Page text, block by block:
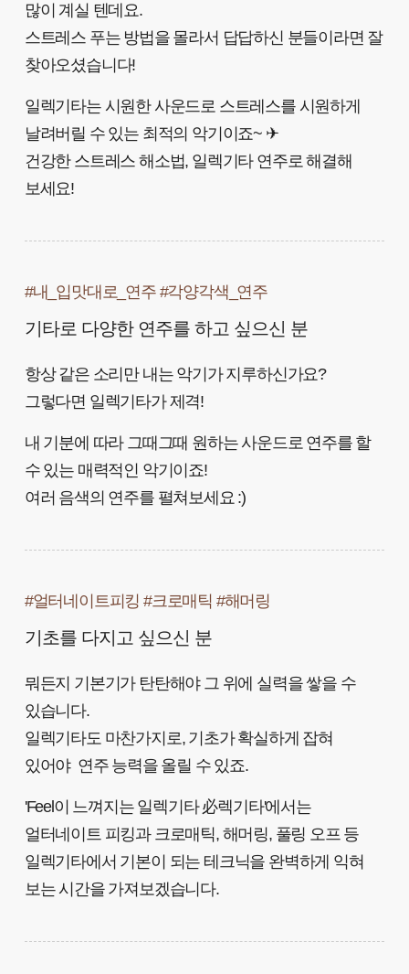
많이 계실 텐데요.
스트레스 푸는 방법을 몰라서 답답하신 분들이라면 잘
찾아오셨습니다!
일렉기타는 시원한 사운드로 스트레스를 시원하게
날려버릴 수 있는 최적의 악기이죠~ ✈
건강한 스트레스 해소법, 일렉기타 연주로 해결해
보세요!
#내_입맛대로_연주 #각양각색_연주
기타로 다양한 연주를 하고 싶으신 분
항상 같은 소리만 내는 악기가 지루하신가요?
그렇다면 일렉기타가 제격!
내 기분에 따라 그때그때 원하는 사운드로 연주를 할
수 있는 매력적인 악기이죠!
여러 음색의 연주를 펼쳐보세요 :)
#얼터네이트피킹 #크로매틱 #해머링
기초를 다지고 싶으신 분
뭐든지 기본기가 탄탄해야 그 위에 실력을 쌓을 수
있습니다.
일렉기타도 마찬가지로, 기초가 확실하게 잡혀
있어야 연주 능력을 올릴 수 있죠.
'Feel이 느껴지는 일렉기타 必렉기타'에서는
얼터네이트 피킹과 크로매틱, 해머링, 풀링 오프 등
일렉기타에서 기본이 되는 테크닉을 완벽하게 익혀
보는 시간을 가져보겠습니다.